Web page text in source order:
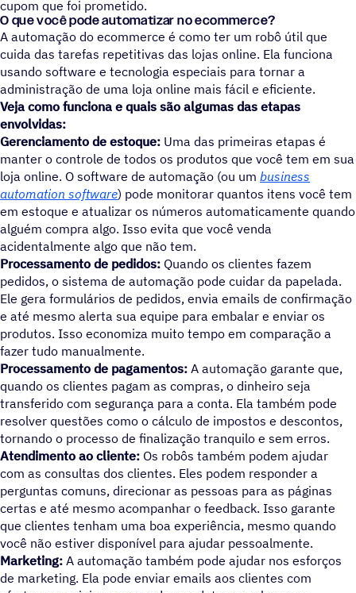
cupom que foi prometido.
O que você pode automatizar no ecommerce?
A automação do ecommerce é como ter um robô útil que
cuida das tarefas repetitivas das lojas online. Ela funciona
usando software e tecnologia especiais para tornar a
administração de uma loja online mais fácil e eficiente.
Veja como funciona e quais são algumas das etapas
envolvidas:
Gerenciamento de estoque: Uma das primeiras etapas é
manter o controle de todos os produtos que você tem em sua
loja online. O software de automação (ou um business
automation software) pode monitorar quantos itens você tem
em estoque e atualizar os números automaticamente quando
alguém compra algo. Isso evita que você venda
acidentalmente algo que não tem.
Processamento de pedidos: Quando os clientes fazem
pedidos, o sistema de automação pode cuidar da papelada.
Ele gera formulários de pedidos, envia emails de confirmação
e até mesmo alerta sua equipe para embalar e enviar os
produtos. Isso economiza muito tempo em comparação a
fazer tudo manualmente.
Processamento de pagamentos: A automação garante que,
quando os clientes pagam as compras, o dinheiro seja
transferido com segurança para a conta. Ela também pode
resolver questões como o cálculo de impostos e descontos,
tornando o processo de finalização tranquilo e sem erros.
Atendimento ao cliente: Os robôs também podem ajudar
com as consultas dos clientes. Eles podem responder a
perguntas comuns, direcionar as pessoas para as páginas
certas e até mesmo acompanhar o feedback. Isso garante
que clientes tenham uma boa experiência, mesmo quando
você não estiver disponível para ajudar pessoalmente.
Marketing: A automação também pode ajudar nos esforços
de marketing. Ela pode enviar emails aos clientes com